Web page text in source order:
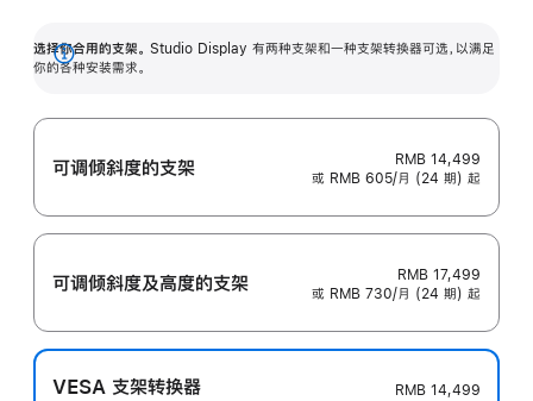
选择你合用的支架。 Studio Display 有两种支架和一种支架转换器可选，以满足
你的各种安装需求。
展
可调倾斜度的支架
RMB 14,499
或 RMB 605/月 (24 期) 起
可调倾斜度及高‍度的支‍架
RMB 17,499
或 RMB 730/月 (24 期) 起
VESA 支架转换器
RMB 14,499